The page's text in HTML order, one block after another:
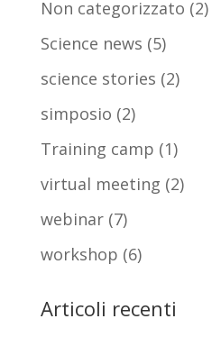
Non categorizzato (2)
Science news (5)
science stories (2)
simposio (2)
Training camp (1)
virtual meeting (2)
webinar(7)
workshop (6)
Articoli recenti